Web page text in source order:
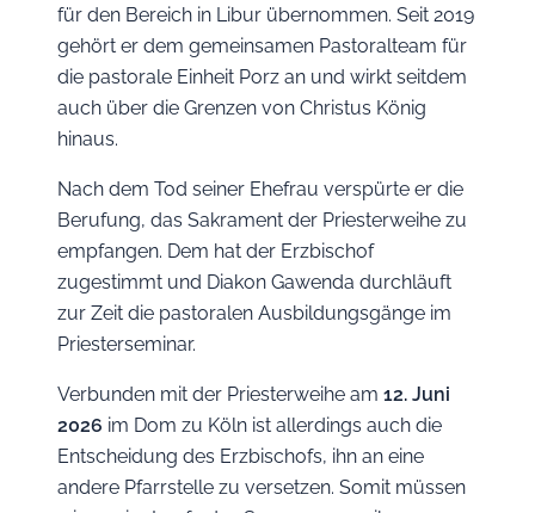
für den Bereich in Libur übernommen. Seit 2019
gehört er dem gemeinsamen Pastoralteam für
die pastorale Einheit Porz an und wirkt seitdem
auch über die Grenzen von Christus König
hinaus.
Nach dem Tod seiner Ehefrau verspürte er die
Berufung, das Sakrament der Priesterweihe zu
empfangen. Dem hat der Erzbischof
zugestimmt und Diakon Gawenda durchläuft
zur Zeit die pastoralen Ausbildungsgänge im
Priesterseminar.
Verbunden mit der Priesterweihe am 12. Juni
2026 im Dom zu Köln ist allerdings auch die
Entscheidung des Erzbischofs, ihn an eine
andere Pfarrstelle zu versetzen. Somit müssen